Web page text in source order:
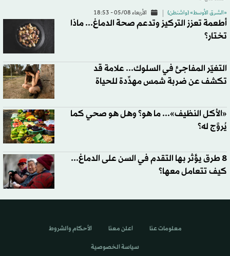
«الشرق الأوسط» (واشنطن) الأربعاء 05/08 - 18:53
أطعمة تعزز التركيز وتدعم صحة الدماغ... ماذا
تختار؟
التغيّر المفاجئ في السلوك... علامة قد
تكشف عن ضربة شمس مهدِّدة للحياة
«الأكل النظيف»... ما هو؟ وهل هو صحي كما
يُروَّج له؟
8 طرق يؤثر بها التقدم في السن على الدماغ...
كيف تتعامل معها؟
معلومات عنا اعلن معنا الأحكام والشروط
سياسة الخصوصية